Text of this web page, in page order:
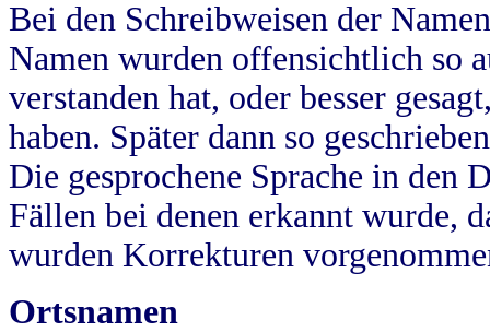
Bei den Schreibweisen der
Namen wurden offensichtlich so
verstanden hat, oder besser
haben. Später dann so
Die gesprochene Sprache in
Fällen bei denen erkannt wurde,
wurden Korrekturen
Ortsnamen